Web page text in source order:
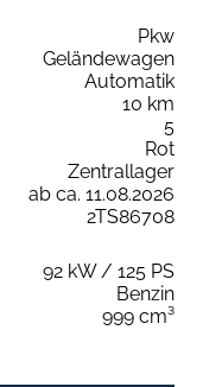
Pkw
Geländewagen
Automatik
10 km
5
Rot
Zentrallager
ab ca. 11.08.2026
2TS86708
92 kW / 125 PS
Benzin
999 cm³